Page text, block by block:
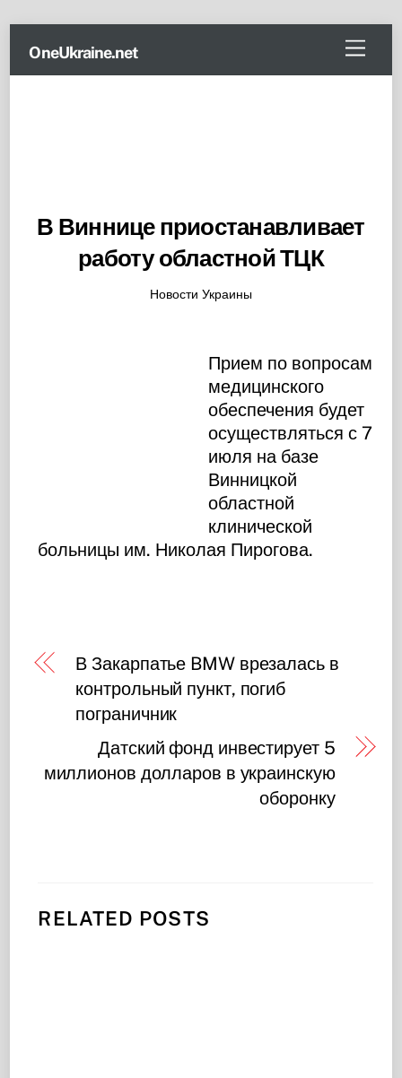
content
Menu
OneUkraine.net
В Виннице приостанавливает
работу областной ТЦК
Новости Украины
Прием по вопросам
медицинского
обеспечения будет
осуществляться с 7
июля на базе
Винницкой
областной
клинической
больницы им. Николая Пирогова.
В Закарпатье BMW врезалась в
контрольный пункт, погиб
пограничник
Датский фонд инвестирует 5
миллионов долларов в украинскую
оборонку
RELATED POSTS